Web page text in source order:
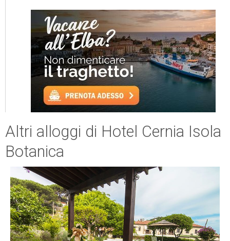
Altri alloggi di Hotel Cernia Isola
Botanica